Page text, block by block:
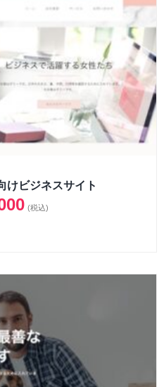
けビジネスサイト
(税込)